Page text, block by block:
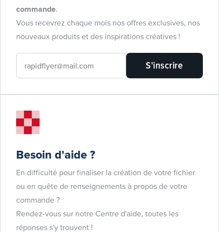
commande
Vous recevrez chaque mois nos offres exclusives, nos
nouveaux produits et des inspirations créatives !
S'inscrire
Besoin d'aide ?
En difficulté pour finaliser la création de votre fichier
ou en quête de renseignements à propos de votre
commande ?
Rendez-vous sur notre Centre d'aide, toutes les
réponses s'y trouvent !